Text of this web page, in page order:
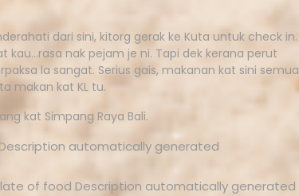
dari sini, kitorg gerak ke Kuta untuk check in.
kau…rasa nak pejam je ni. Tapi dek kerana perut
la sangat. Serius gais, makanan kat sini semua
makan kat KL tu.
kat Simpang Raya Bali.